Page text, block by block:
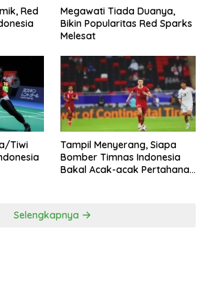
Red
Megawati Tiada Duanya,
Bikin Popularitas Red Sparks
Melesat
Tiwi
Tampil Menyerang, Siapa
Bomber Timnas Indonesia
Bakal Acak-acak Pertahanan
Selengkapnya